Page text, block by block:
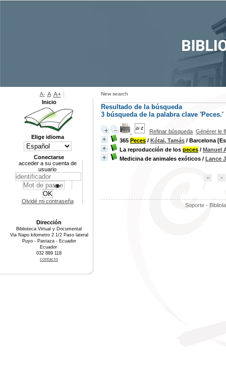
New search
Resultado de la búsqueda
3 búsqueda de la palabra clave 'Peces.'
Refinar búsqueda Générer le
365 Peces / Kótai, Tamás / Barcelona
La reproducción de los peces / Manuel
Medicina de animales exóticos / Lance
Soporte -
A- A A+
Inicio
Elige idioma
Conectarse
acceder a su cuenta de
usuario
Olvidé mi contraseña
Dirección
Biblioteca Virtual y Documental
Via Napo kilometro 2 1/2 Paso lateral
Puyo - Pastaza - Ecuador
Ecuador
032 889 118
contacto